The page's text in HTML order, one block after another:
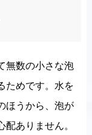
無数の小さな泡
ためです。水を
ほうから、泡が
ありません。